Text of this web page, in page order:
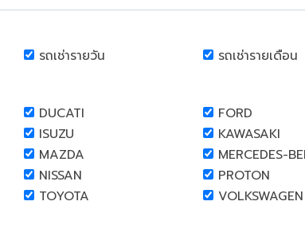
รถเช่ารายวัน รถเช่ารายเดือน
DUCATI
FORD
ISUZU
KAWASAKI
MAZDA
MERCEDES-
NISSAN
PROTON
TOYOTA VOLKSWAGEN